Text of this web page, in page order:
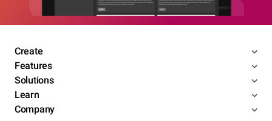
Create
Features
Solutions
Learn
Company